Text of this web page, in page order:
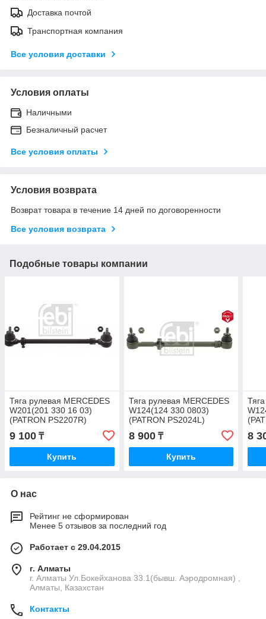
Доставка почтой
Транспортная компания
Все условия доставки
Условия оплаты
Наличными
Безналичный расчет
Все условия оплаты
Условия возврата
Возврат товара в течение 14 дней по договоренности
Все условия возврата
Подобные товары компании
Тяга рулевая MERCEDES
W201(201 330 16 03)
(PATRON PS2207R)
9 100 ₸
Купить
Тяга рулевая MERCEDES
W124(124 330 0803)
(PATRON PS2024L)
8 900₸
Купить
8
О нас
Рейтинг не сформирован
Менее 5 отзывов за последний год
Работает с 29.04.2015
г. Алматы
г. Алматы Ул.Бокейханова 33.1(бывш. Аэродромная) ,
Алматы, Казахстан
Контакты